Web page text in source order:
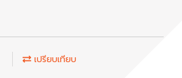
เปรียบเทียบ